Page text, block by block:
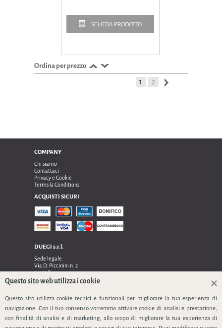
SCHEDA PRODOTTO
1 2
Ordina per prezzo
COMPANY
Chi siamo
Contattaci
Privacy e Cookie
Terms & Conditions
ACQUISTI SICURI
DUEGI s.r.l.
Sede legale
Via D. Piccinini n. 2
24122 Bergamo
Sede operativa e amministrativa:
24048 Treviolo (Bg)
TEL 0354128024, FAX 0354129132
P.IVA 03535240166
SEGUICI
Questo sito web utilizza i cookie
Questo sito utilizza cookie tecnici e funzionali per migliorare la tua esperienza di
navigazione. Con il tuo consenso vorremmo attivare cookie di analisi e prestazione,
con finalità di analisi e di marketing, allo scopo di migliorare la tua esperienza di